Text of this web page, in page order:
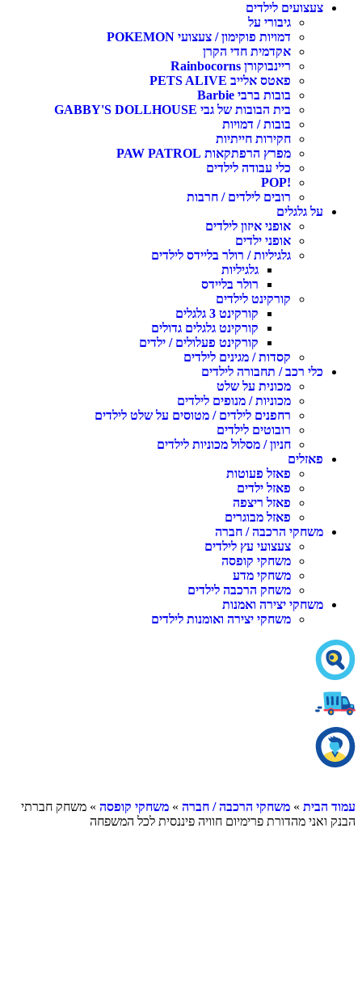
צעצועים לילדים
גיבורי על
דמויות פוקימון / צעצועי POKEMON
אקדמית חדי הקרן
ריינבוקורן Rainbocorns
פאטס אלייב PETS ALIVE
בובות ברבי Barbie
בית הבובות של גבי GABBY'S DOLLHOUSE
בובות / דמויות
חקירות חייתיות
מפרץ הרפתקאות PAW PATROL
כלי עבודה לילדים
!POP
רובים לילדים / חרבות
על גלגלים
אופני איזון לילדים
אופני ילדים
גלגיליות / רולר בליידס לילדים
גלגיליות
רולר בליידס
קורקינט לילדים
קורקינט 3 גלגלים
קורקינט גלגלים גדולים
קורקינט פעלולים / ילדים
קסדות / מגינים לילדים
כלי רכב / תחבורה לילדים
מכונית על שלט
מכוניות / מנופים לילדים
רחפנים לילדים / מטוסים על שלט לילדים
רובוטים לילדים
חניון / מסלול מכוניות לילדים
פאזלים
פאזל פעוטות
פאזל ילדים
פאזל ריצפה
פאזל מבוגרים
משחקי הרכבה / חברה
צעצועי עץ לילדים
משחקי קופסה
משחקי מדע
משחק הרכבה לילדים
משחקי יצירה ואמנות
משחקי יצירה ואומנות לילדים
עמוד הבית » משחקי הרכבה / חברה » משחקי קופסה » משחק חברתי
הבנק ואני מהדורת פרימיום חוויה פיננסית לכל המשפחה